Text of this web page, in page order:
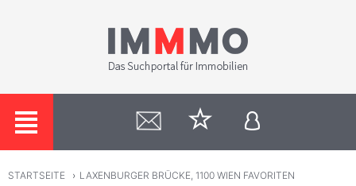
STARTSEITE › LAXENBURGER BRÜCKE, 1100 WIEN FAVORITEN